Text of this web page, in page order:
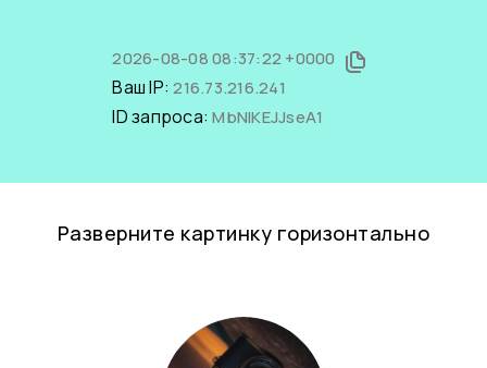
2026-08-08 08:37:22 +0000
Ваш IP:216.73.216.241
ID запроса:MbNIKEJJseA1
Разверните картинку горизонтально